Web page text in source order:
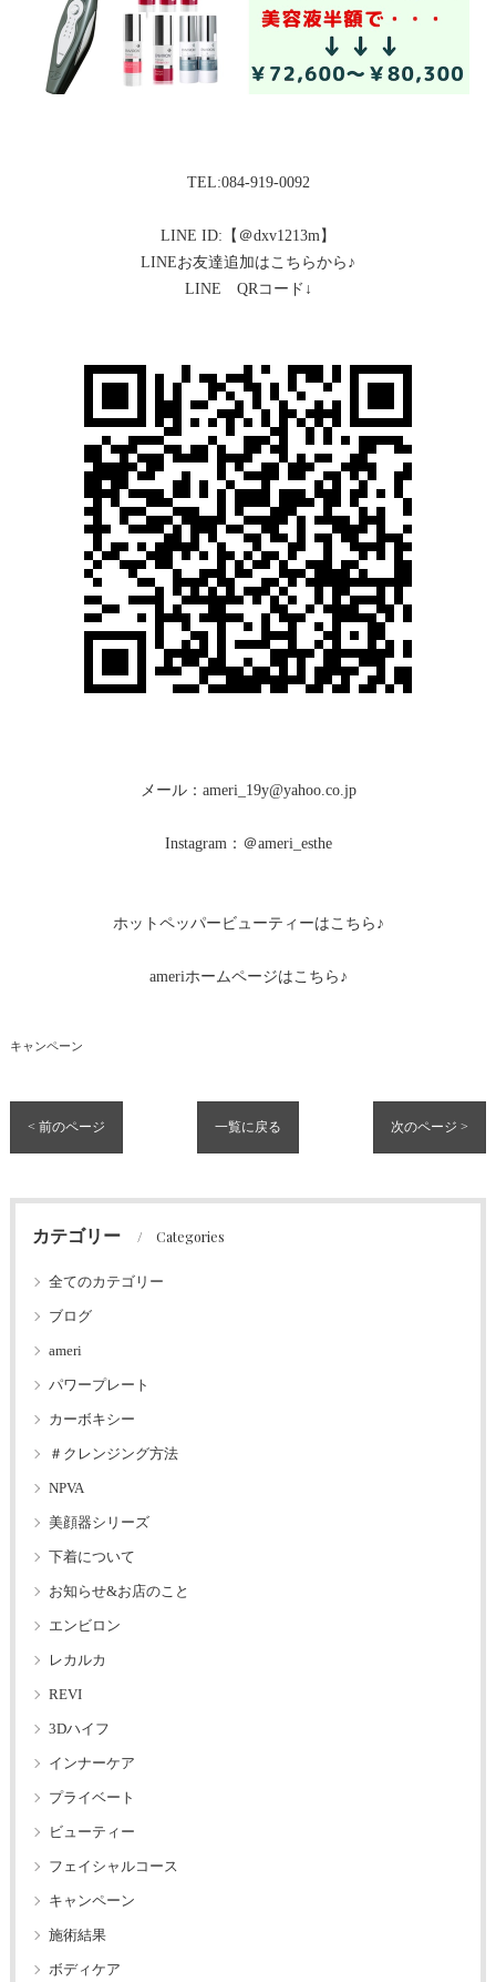
TEL:084-919-0092
LINE ID:【＠dxv1213m】
LINEお友達追加はこちらから♪
LINE QRコード↓
メール：ameri_19y@yahoo.co.jp
Instagram：＠ameri_esthe
ホットペッパービューティーはこちら♪
ameriホームページはこちら♪
キャンペーン
< 前のページ 一覧に戻る 次のページ >
カテゴリー Categories
全てのカテゴリー
ブログ
ameri
パワープレート
カーボキシー
＃クレンジング方法
NPVA
美顔器シリーズ
下着について
お知らせ&お店のこと
エンビロン
レカルカ
REVI
3Dハイフ
インナーケア
プライベート
ビューティー
フェイシャルコース
キャンペーン
施術結果
ボディケア